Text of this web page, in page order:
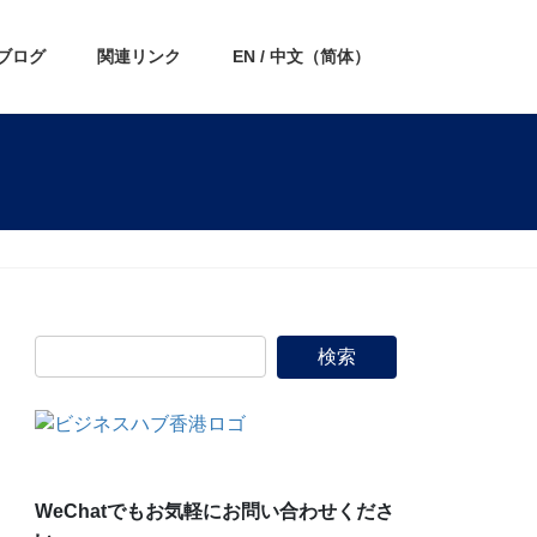
ログ 関連リンク EN / 中文（简体）
WeChatでもお気軽にお問い合わせくださ